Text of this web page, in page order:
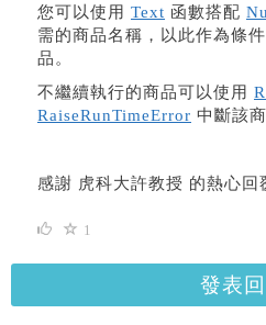
您可以使用 Text 函數搭配
需的商品名稱，以此作為條
品。
不繼續執行的商品可以使用
RaiseRunTimeError 中斷該
感謝 虎科大許教授 的熱心回
1
發表